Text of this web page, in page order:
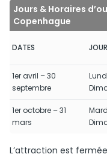
Jours & Horaires
Copenhague
DATES
1er avril – 30
septembre
1er octobre – 31
mars
L’attraction est